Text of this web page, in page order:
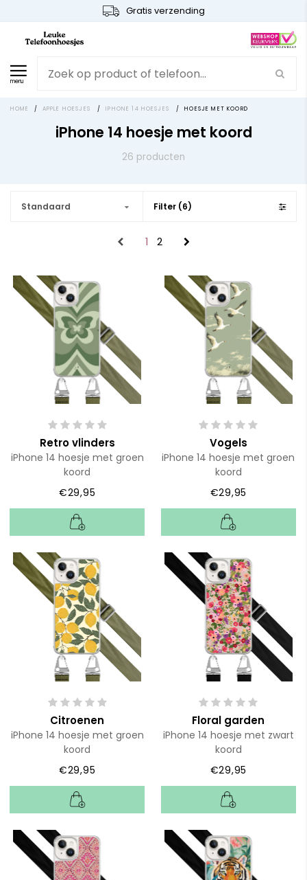
Gratis verzending
menu
HOME / APPLE HOESJES / IPHONE 14 HOESJES / HOESJE MET KOORD
iPhone 14 hoesje met koord
26 producten
Standaard Filter (6)
1 2
Retro vlinders
iPhone 14 hoesje met groen
koord
€29,95
Vogels
iPhone 14 hoesje met groen
koord
€29,95
Citroenen
iPhone 14 hoesje met groen
koord
€29,95
Floral garden
iPhone 14 hoesje met zwart
koord
€29,95